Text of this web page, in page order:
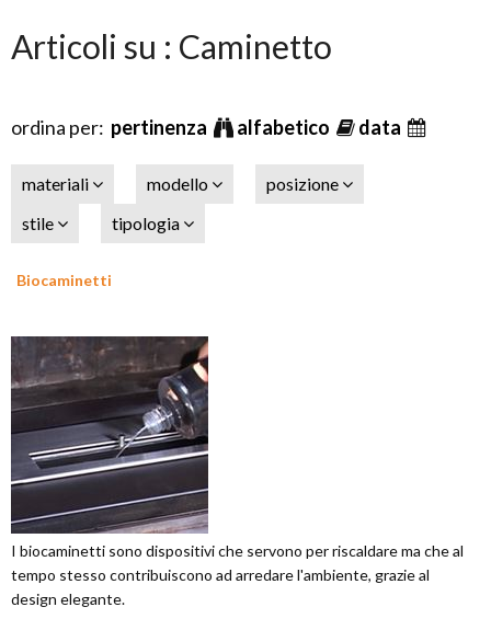
Articoli su : Caminetto
ordina per: pertinenza alfabetico data
materiali modello
posizione
stile
tipologia
Biocaminetti
I biocaminetti sono dispositivi che servono per riscaldare ma che al
tempo stesso contribuiscono ad arredare l'ambiente, grazie al
design elegante.